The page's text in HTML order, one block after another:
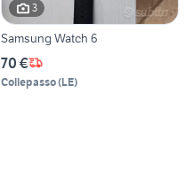
3
Samsung Watch 6
70 €
Collepasso(LE)